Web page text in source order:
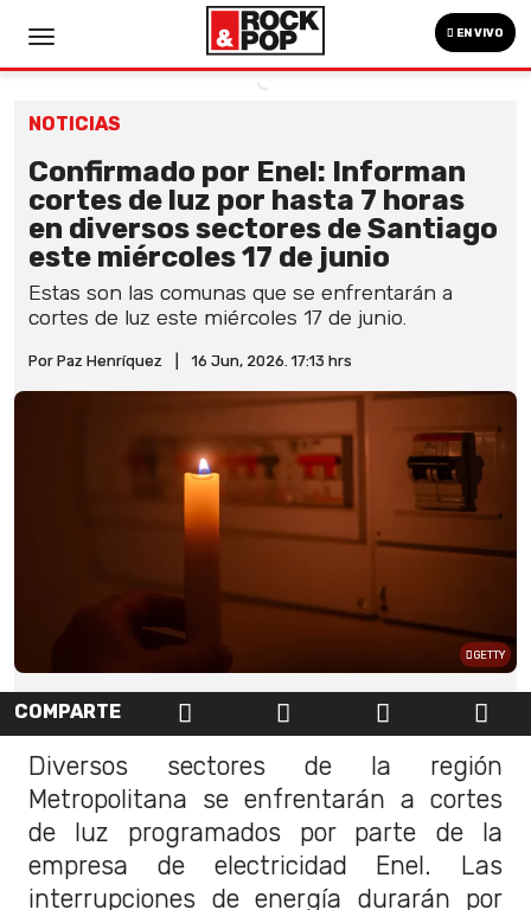
EN VIVO
NOTICIAS
Confirmado por Enel: Informan
cortes de luz por hasta 7 horas
en diversos sectores de Santiago
este miércoles 17 de junio
Estas son las comunas que se enfrentarán a
cortes de luz este miércoles 17 de junio.
Por Paz Henríquez 16 Jun, 2026. 17:13 hrs
GETTY
COMPARTE
Diversos sectores de la región
Metropolitana se enfrentarán a cortes
de luz programados por parte de la
empresa de electricidad Enel. Las
interrupciones de energía durarán por